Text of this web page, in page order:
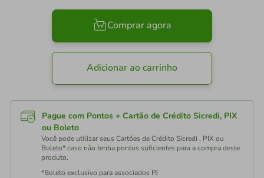
Comprar agora
Adicionar ao carrinho
Pague com Pontos + Cartão de Crédito Sicredi, PIX
ou Boleto
Você pode utilizar seus Cartões de Crédito Sicredi , PIX ou
Boleto* caso não tenha pontos suficientes para a compra deste
produto.
*Boleto exclusivo para associados PJ